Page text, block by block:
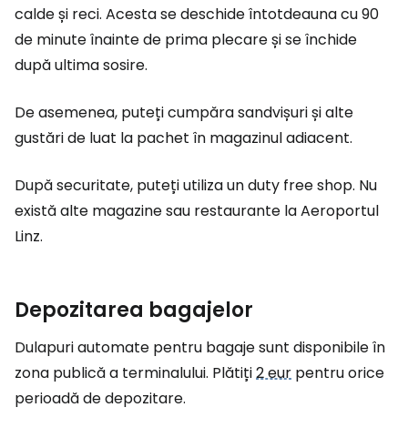
calde și reci. Acesta se deschide întotdeauna cu 90
de minute înainte de prima plecare și se închide
după ultima sosire.
De asemenea, puteți cumpăra sandvișuri și alte
gustări de luat la pachet în magazinul adiacent.
După securitate, puteți utiliza unduty free shop. Nu
există alte magazine sau restaurante la Aeroportul
Linz.
Depozitarea bagajelor
Dulapuri automate pentru bagaje sunt disponibile în
zona publică a terminalului. Plătiți2 eur pentru orice
perioadă de depozitare.